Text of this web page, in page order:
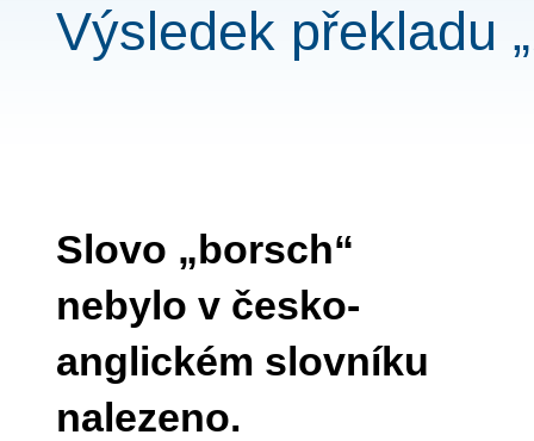
Výsledek překladu
Slovo „borsch“
nebylo v česko-
anglickém slovníku
nalezeno.